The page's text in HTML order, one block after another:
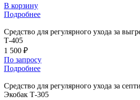
В корзину
Подробнее
Средство для регулярного ухода за
Т-405
1 500 ₽
По запросу
Подробнее
Средство для регулярного ухода за
Экобак Т-305